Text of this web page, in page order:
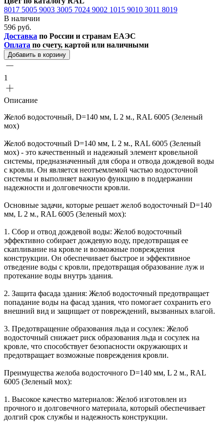
8017 5005 9003 3005 7024 9002 1015 9010 3011 8019
В наличии
596 руб.
Доставка по России и странам ЕАЭС
Оплата по счету, картой или наличными
Добавить в корзину
1
Описание
Желоб водосточный, D=140 мм, L 2 м., RAL 6005 (Зеленый
мох)
Желоб водосточный D=140 мм, L 2 м., RAL 6005 (Зеленый
мох) - это качественный и надежный элемент кровельной
системы, предназначенный для сбора и отвода дождевой воды
с кровли. Он является неотъемлемой частью водосточной
системы и выполняет важную функцию в поддержании
надежности и долговечности кровли.
Основные задачи, которые решает желоб водосточный D=140
мм, L 2 м., RAL 6005 (Зеленый мох):
1. Сбор и отвод дождевой воды: Желоб водосточный
эффективно собирает дождевую воду, предотвращая ее
скапливание на кровле и возможные повреждения
конструкции. Он обеспечивает быстрое и эффективное
отведение воды с кровли, предотвращая образование луж и
протекание воды внутрь здания.
2. Защита фасада здания: Желоб водосточный предотвращает
попадание воды на фасад здания, что помогает сохранить его
внешний вид и защищает от повреждений, вызванных влагой.
3. Предотвращение образования льда и сосулек: Желоб
водосточный снижает риск образования льда и сосулек на
кровле, что способствует безопасности окружающих и
предотвращает возможные повреждения кровли.
Преимущества желоба водосточного D=140 мм, L 2 м., RAL
6005 (Зеленый мох):
1. Высокое качество материалов: Желоб изготовлен из
прочного и долговечного материала, который обеспечивает
долгий срок службы и надежность конструкции.